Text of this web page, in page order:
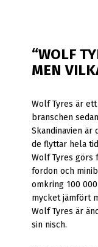
“WOLF
MEN
Wolf Tyres är
branschen
Skandinavien är
de flyttar hela
Wolf Tyres
fordon och
omkring 100
mycket jämfört
Wolf Tyres är
sin nisch.